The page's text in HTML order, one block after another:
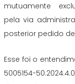
mutuamente
pelavia
posterior pedido
Esse foi o
5005154-